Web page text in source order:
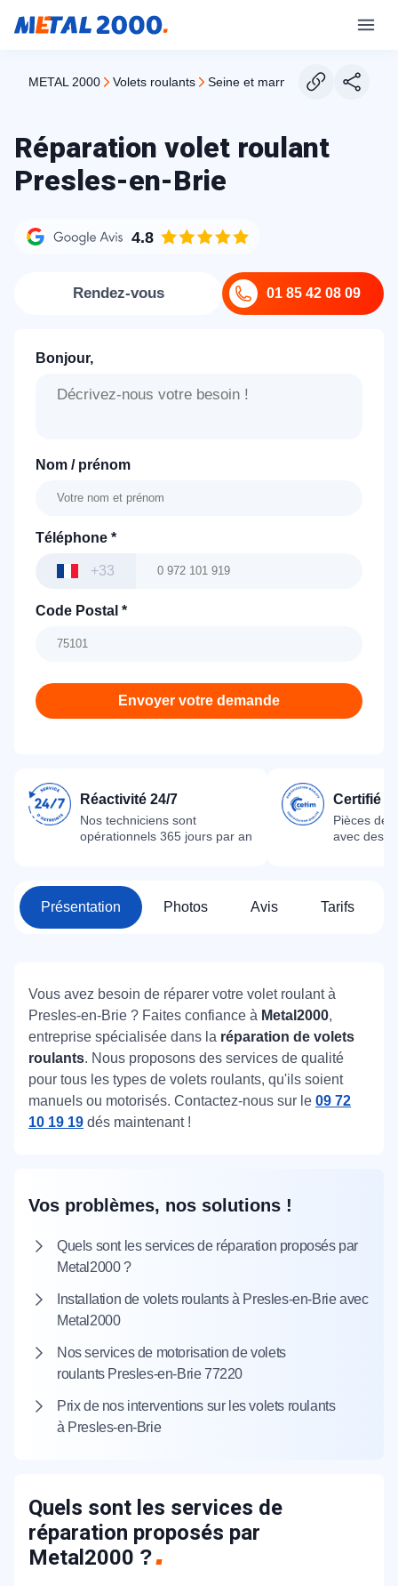
METAL 2000 volets roulants seine et marne
Réparation volet roulant
Presles-en-Brie
4.8
01 85 42 08 09
Rendez-vous
Bonjour,
Nom / prénom
Téléphone *
+33
Code Postal *
Envoyer votre demande
Réactivité 24/7
Nos techniciens sont
opérationnels 365 jours par an
Certifié
Pièces
avec des
Présentation Photos Avis Tarifs
Vous avez besoin de réparer votre volet roulant à
Presles-en-Brie ? Faites confiance à Metal2000,
entreprise spécialisée dans la réparation de volets
roulants. Nous proposons des services de qualité
pour tous les types de volets roulants, qu'ils soient
manuels ou motorisés. Contactez-nous sur le 09 72
10 19 19 dés maintenant !
Vos problèmes, nos solutions !
Quels sont les services de réparation proposés par
Metal2000 ?
Installation de volets roulants à Presles-en-Brie avec
Metal2000
Nos services de motorisation de volets
roulants Presles-en-Brie 77220
Prix de nos interventions sur les volets roulants
à Presles-en-Brie
Quels sont les services de
réparation proposés par
Metal2000 ?